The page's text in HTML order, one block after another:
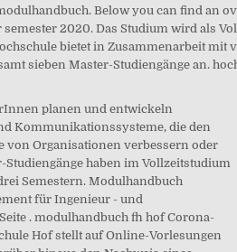
planen und entwickeln
Kommunikationssysteme, die den
von Organisationen verbessern oder
haben im Vollzeitstudium
Semestern. Modulhandbuch
für Ingenieur - und
. modulhandbuch fh hof Corona-
Hof stellt auf Online-Vorlesungen